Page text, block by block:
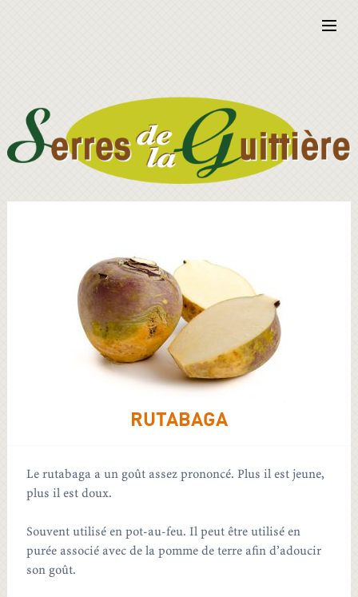
RUTABAGA
Le rutabaga a un goût assez prononcé. Plus il est jeune,
plus il est doux.
Souvent utilisé en pot-au-feu. Il peut être utilisé en
purée associé avec de la pomme de terre afin d’adoucir
son goût.